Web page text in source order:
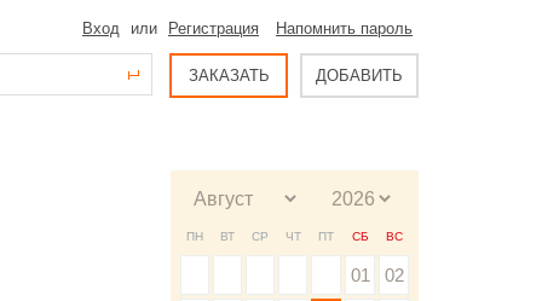
Вход или Регистрация Напомнить пароль
ЗАКАЗАТЬ ДОБАВИТЬ
ПН ВТ СР ЧТ ПТ СБ ВС
01 02